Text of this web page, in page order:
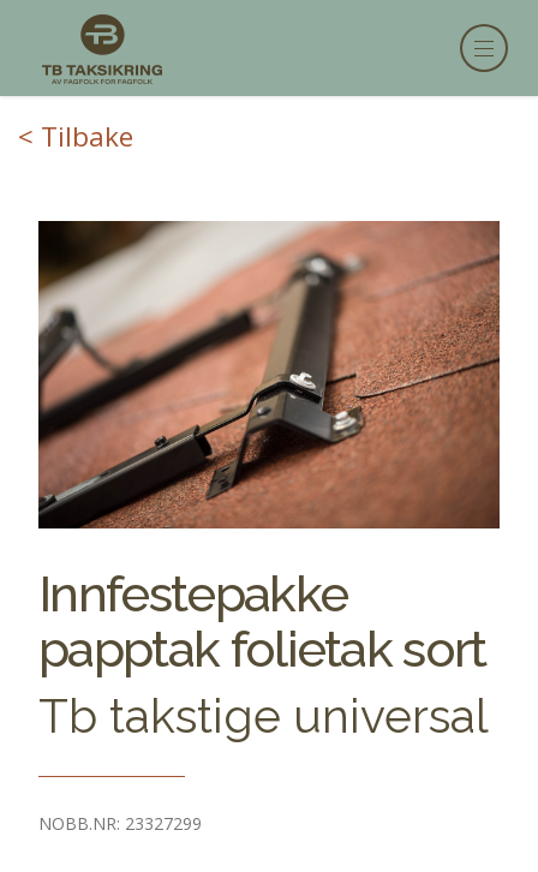
< Tilbake
Innfestepakke
papptak folietak sort
Tb takstige universal
NOBB.NR: 23327299